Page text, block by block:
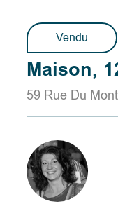
Vendu
Maison,
59 Rue Du